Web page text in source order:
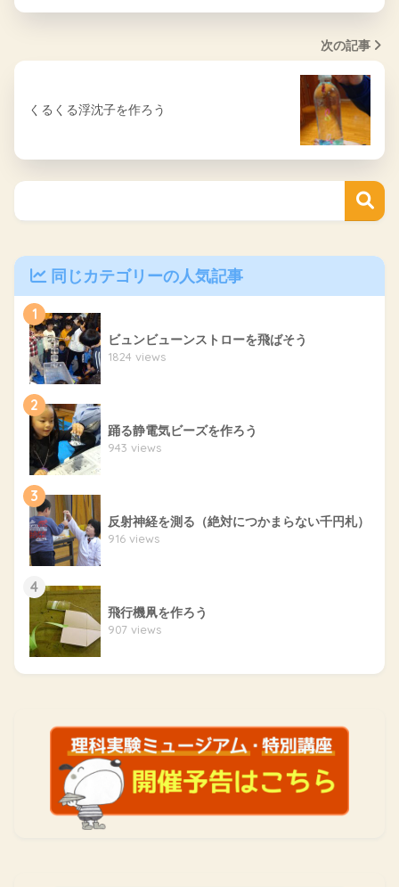
次の記事
くるくる浮沈子を作ろう
同じカテゴリーの人気記事
1
ビュンビューンストローを飛ばそう
1824 views
2
踊る静電気ビーズを作ろう
943 views
3
反射神経を測る（絶対につかまらない千円札）
916 views
4
飛行機凧を作ろう
907 views